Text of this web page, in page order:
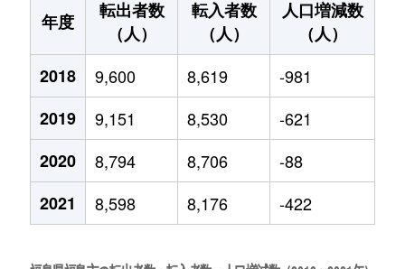
年度
転出者数
（人）
転入者数
（人）
人口増減数
（人）
2018
9,600 8,619
-981
2019
9,151 8,530
-621
2020
8,794 8,706
-88
2021
8,598 8,176 -422